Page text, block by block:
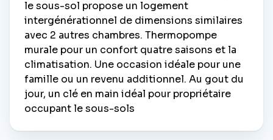
le sous-sol propose un logement
intergénérationnel de dimensions similaires
avec 2 autres chambres. Thermopompe
murale pour un confort quatre saisons et la
climatisation. Une occasion idéale pour une
famille ou un revenu additionnel. Au gout du
jour, un clé en main idéal pour propriétaire
occupant le sous-sols